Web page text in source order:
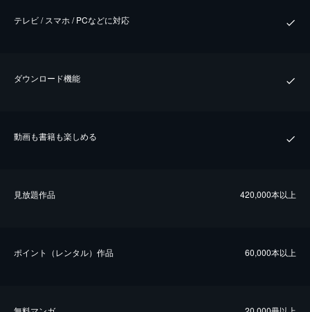
テレビ / スマホ / PCなどに対応
ダウンロード機能
動画も書籍も楽しめる
⾒放題作品 420,000本以上
ポイント（レンタル）作品 60,000本以上